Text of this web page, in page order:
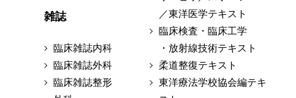
雑誌
臨床雑誌内科
臨床雑誌外科
臨床雑誌整形
／東洋医学テキスト
臨床検査・臨床工学
・放射線技術テキスト
柔道整復テキスト
東洋療法学校協会編テキ